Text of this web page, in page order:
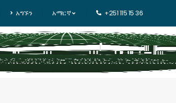
አግኙን አማርኛ +251 115 15 36